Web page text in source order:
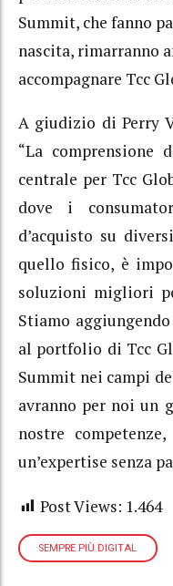
Summit, che fanno
nascita, rimarranno
accompagnare Tcc
A giudizio di Perry
“La comprensione
centrale per Tcc
dove i
d’acquisto su
quello fisico, è
soluzioni migliori
Stiamo
al portfolio di Tcc
Summit nei campi
avranno per noi un
nostre
un’expertise senza
Post Views: 1.464
SEMPRE PIÙ DIGITAL